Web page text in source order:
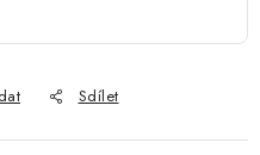
Sdílet